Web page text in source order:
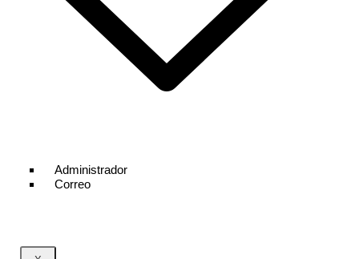
Administrador
Correo